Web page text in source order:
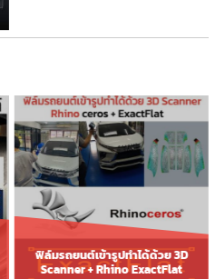
ฟิล์มรถยนต์เข้ารูปทำได้ด้วย 3D
Scanner + Rhino ExactFlat